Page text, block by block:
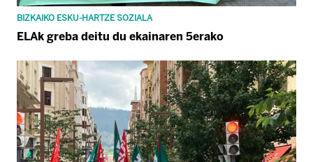
BIZKAIKO ESKU-HARTZE SOZIALA
ELAk greba deitu du ekainaren 5erako